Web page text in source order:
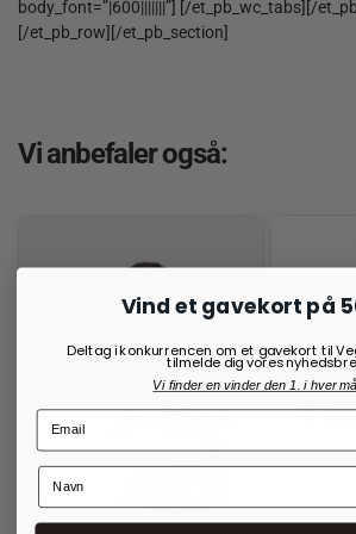
body_font=”|600|||||||”] [/et_pb_wc_tabs][/
[/et_pb_row][/et_pb_section]
Vi anbefaler også:
Vind et gavekort på
Deltag i konkurrencen om et gavekort til
tilmelde dig vores
Vi finder en vinder den 1. i hver